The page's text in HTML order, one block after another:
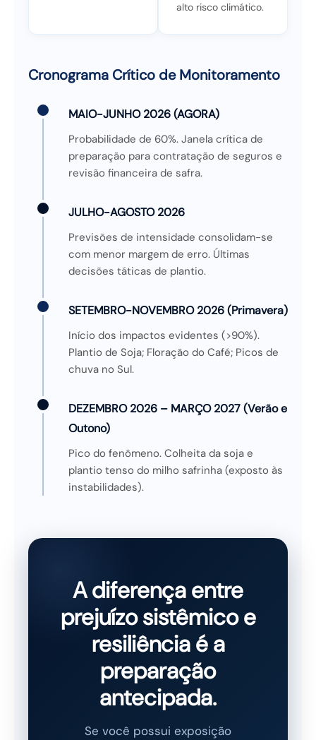
alto risco climático.
Cronograma Crítico de Monitoramento
MAIO-JUNHO 2026 (AGORA)
Probabilidade de 60%. Janela crítica de
preparação para contratação de seguros e
revisão financeira de safra.
JULHO-AGOSTO 2026
Previsões de intensidade consolidam-se
com menor margem de erro. Últimas
decisões táticas de plantio.
SETEMBRO-NOVEMBRO 2026 (Primavera)
Início dos impactos evidentes (>90%).
Plantio de Soja; Floração do Café; Picos de
chuva no Sul.
DEZEMBRO 2026 – MARÇO 2027 (Verão e
Outono)
Pico do fenômeno. Colheita da soja e
plantio tenso do milho safrinha (exposto às
instabilidades).
A diferença entre
prejuízo sistêmico e
resiliência é a
preparação
antecipada.
Se você possui exposição